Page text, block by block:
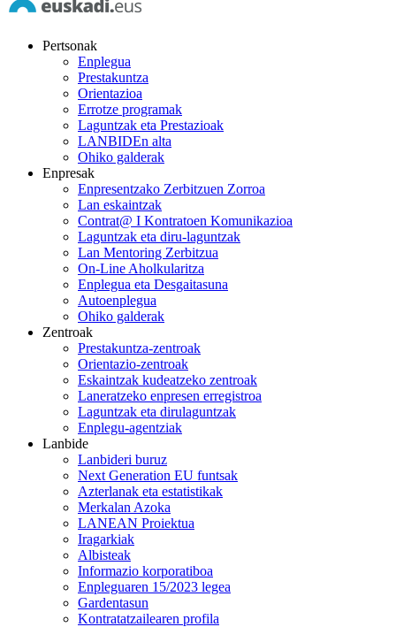
Pertsonak
Enplegua
Prestakuntza
Orientazioa
Errotze programak
Laguntzak eta Prestazioak
LANBIDEn alta
Ohiko galderak
Enpresak
Enpresentzako Zerbitzuen Zorroa
Lan eskaintzak
Contrat@ I Kontratoen Komunikazioa
Laguntzak eta diru-laguntzak
Lan Mentoring Zerbitzua
On-Line Aholkularitza
Enplegua eta Desgaitasuna
Autoenplegua
Ohiko galderak
Zentroak
Prestakuntza-zentroak
Orientazio-zentroak
Eskaintzak kudeatzeko zentroak
Laneratzeko enpresen erregistroa
Laguntzak eta dirulaguntzak
Enplegu-agentziak
Lanbide
Lanbideri buruz
Next Generation EU funtsak
Azterlanak eta estatistikak
Merkalan Azoka
LANEAN Proiektua
Iragarkiak
Albisteak
Informazio korporatiboa
Enpleguaren 15/2023 legea
Gardentasun
Kontratatzailearen profila